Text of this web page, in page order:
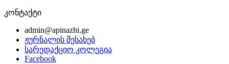
კონტაქტი
admin@apinazhi.ge
ჟურნალის შესახებ
სარედაქციო კოლეგია
Facebook